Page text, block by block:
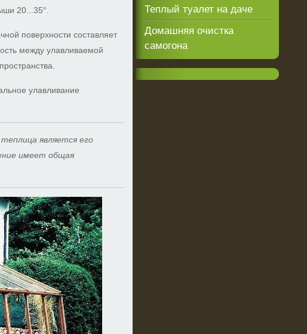
20...35°.
поверхности составляет
между улавливаемой
улавливание
является его
имеет общая
Теплый туалет на даче
Домашняя очистка
самогона